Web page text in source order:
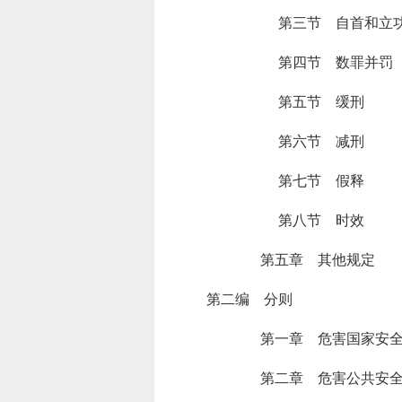
第三节 自首和立
第四节 数罪并罚
第五节 缓刑
第六节 减刑
第七节 假释
第八节 时效
第五章 其他规定
第二编 分则
第一章 危害国家安
第二章 危害公共安